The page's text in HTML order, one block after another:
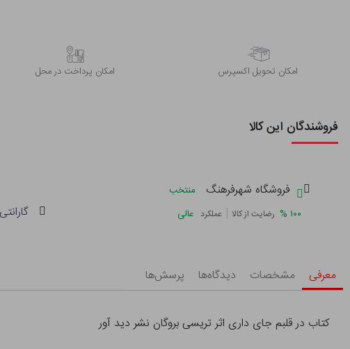
اﻣﮑﺎن ﺗﺤﻮﯾﻞ اﮐﺴﭙﺮس امکان پرداخت در محل
فروشندگان این کالا
فروشگاه شهرفرهنگ
منتخب
۱۰۰ % رضایت از کالا | عملکرد عالی
معرفی مشخصات دیدگاه‌ها پرسش‌ها
کتاب در قلبم جای داری اثر تریسی بروگان نشر دید آور